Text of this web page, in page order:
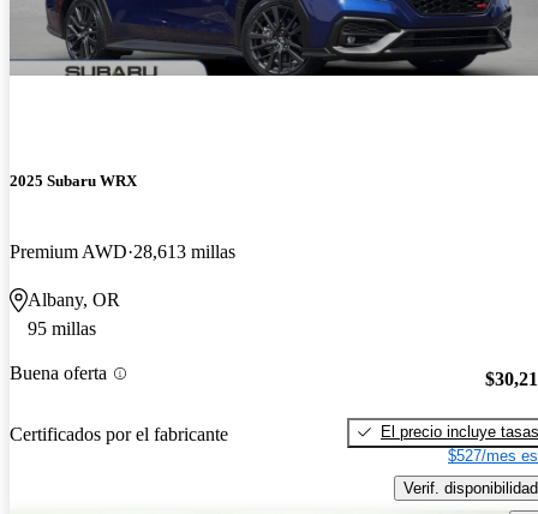
2025 Subaru WRX
Premium AWD 28,613 millas
Albany, OR
95 millas
Buena oferta
Certificados por el fabricante
El precio incluye tasas
$527/mes
Verif. disponibilidad